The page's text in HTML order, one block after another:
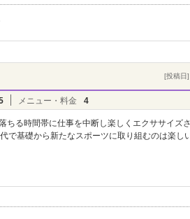
[投稿日
メニュー・料金 4
る時間帯に仕事を中断し楽しくエクササイズ
基礎から新たなスポーツに取り組むのは楽し